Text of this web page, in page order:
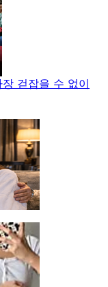
걷잡을 수 없이